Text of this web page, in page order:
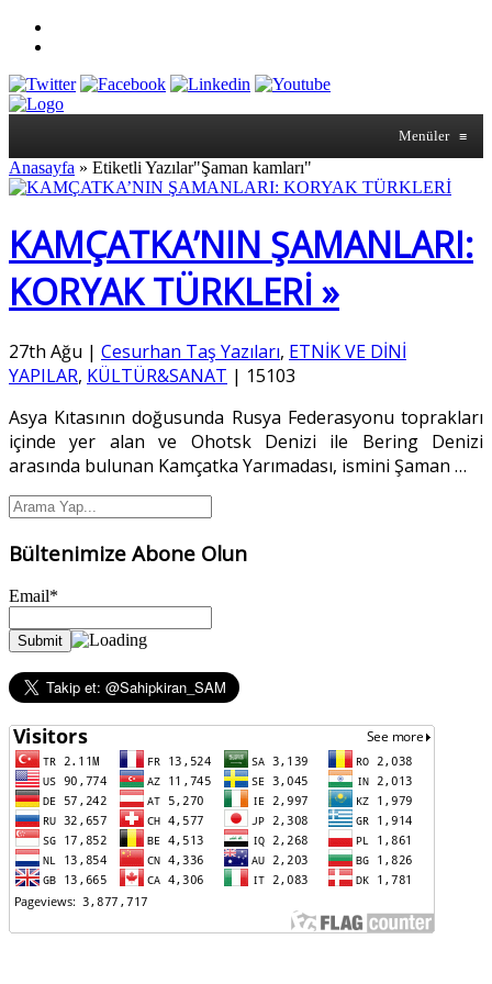
Menüler ≡
Anasayfa » Etiketli Yazılar"Şaman kamları"
KAMÇATKA’NIN ŞAMANLARI:
KORYAK TÜRKLERİ »
27th Ağu | Cesurhan Taş Yazıları, ETNİK VE DİNİ
YAPILAR, KÜLTÜR&SANAT | 15103
Asya Kıtasının doğusunda Rusya Federasyonu toprakları
içinde yer alan ve Ohotsk Denizi ile Bering Denizi
arasında bulunan Kamçatka Yarımadası, ismini Şaman …
Bültenimize Abone Olun
Email*